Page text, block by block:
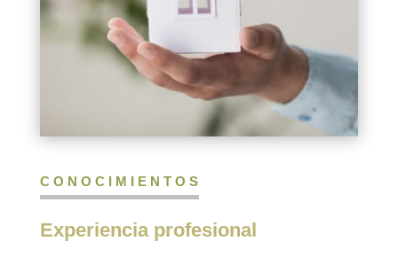
CONOCIMIENTOS
Experiencia profesional